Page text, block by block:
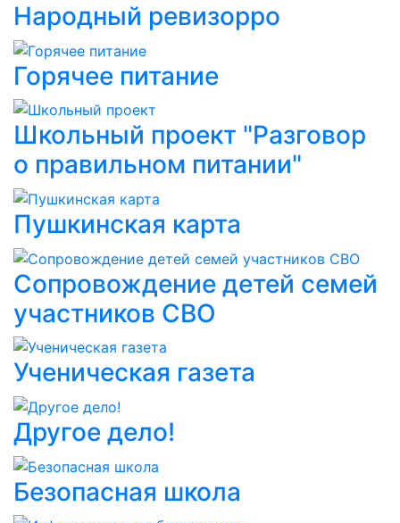
Народный ревизорро
Горячее питание
Школьный проект "Разговор
о правильном питании"
Пушкинская карта
Сопровождение детей семей
участников СВО
Ученическая газета
Другое дело!
Безопасная школа